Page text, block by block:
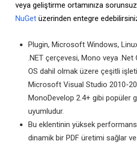
veya geliştirme ortamınıza
NuGet üzerinden entegre
Plugin, Microsoft Windows,
.NET çerçevesi, Mono veya
OS dahil olmak üzere çeşitli
Microsoft Visual Studio 2010-
MonoDevelop 2.4+ gibi popüler
uyumludur.
Bu eklentinin yüksek
dinamik bir PDF üretimi sağlar ve